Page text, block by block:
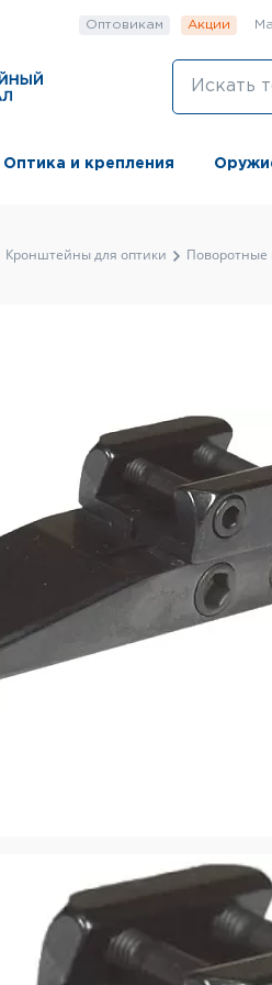
Оптовикам Акции
Оптика и крепления
Кронштейны для оптики